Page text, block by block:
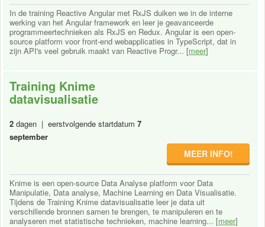
In de training Reactive Angular met RxJS duiken we in de interne
werking van het Angular framework en leer je geavanceerde
programmeertechnieken als RxJS en Redux. Angular is een open-
source platform voor front-end webapplicaties in TypeScript, dat in
zijn API's veel gebruik maakt van Reactive Progr... [meer]
Training Knime
datavisualisatie
2 dagen | eerstvolgende startdatum 7
september
MEER INFO!
Knime is een open-source Data Analyse platform voor Data
Manipulatie, Data analyse, Machine Learning en Data Visualisatie.
Tijdens de Training Knime datavisualisatie leer je data uit
verschillende bronnen samen te brengen, te manipuleren en te
analyseren met statistische technieken, machine learning... [meer]